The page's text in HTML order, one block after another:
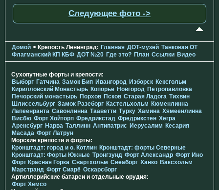
Следующее фото ->
Домой > Крепость Ленинград: Главная ДОТ-музей Танковая ОТ
Флагманский КП КБФ ДОТ №20 Где это? План Ссылки Видео
Сухопутные форты и крепости:
Выборг Гатчина Замок Бип Ивангород Изборск Кексгольм
Кирилловский Монастырь Копорье Новгород Петропавловка
Печорcкий монастырь Порхов Псков Старая Ладога Тихвин
Шлиссельбург Замок Разеборг Кастельхольм Кюменлинна
Лапеенранта Савонлинна Тааветти Турку Хамина Хямеенлинна
Висбю Форт Хойторп Фредрикстад Фредрикстен Хегра
Аренсбург Нарва Таллинн Антипатрис Иерусалим Кесария
Масада Форт Латрун
Морские крепости и форты:
Кронштадт: город и о. Котлин Кронштадт: форты Северные
Кронштадт: Форты Южные Тронгзунд Форт Александр Форт Ино
Форт Красная Горка Свартхольм Свеаборг Ханко Ваксхольм
Марстранд Форт Сиарё Оскарсборг
Артиллерийские батареи и отдельные орудия:
Форт Хёмсо